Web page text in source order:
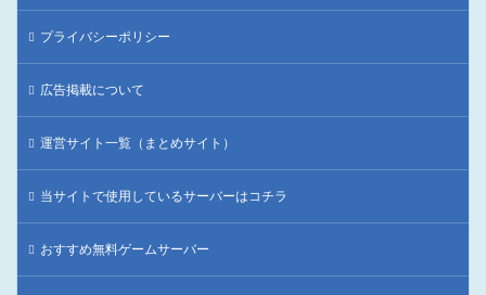
プライバシーポリシー
広告掲載について
運営サイト一覧（まとめサイト）
当サイトで使用しているサーバーはコチラ
おすすめ無料ゲームサーバー